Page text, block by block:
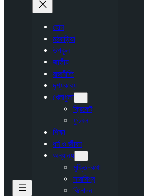
হোম
মঠবাড়িয়া
উপকূল
জাতীয়
রাজনীতি
দৃশ্যকাব্য
খেলাধুলা
ক্রিকেট
ফুটবল
শিক্ষা
ধর্ম ও জীবন
অন্যান্য
মুক্তি-কথা
সারাবিশ্ব
বিনোদন